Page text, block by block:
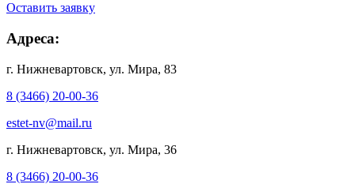
Оставить заявку
Адреса:
г. Нижневартовск, ул. Мира, 83
8 (3466) 20-00-36
estet-nv@mail.ru
г. Нижневартовск, ул. Мира, 36
8 (3466) 20-00-36